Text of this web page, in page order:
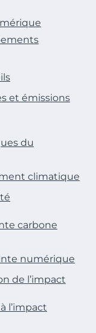
et émissions
du
climatique
carbone
numérique
de l’impact
l’impact